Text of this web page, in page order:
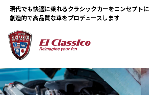
現代でも快適に乗れるクラシックカーをコンセプトに